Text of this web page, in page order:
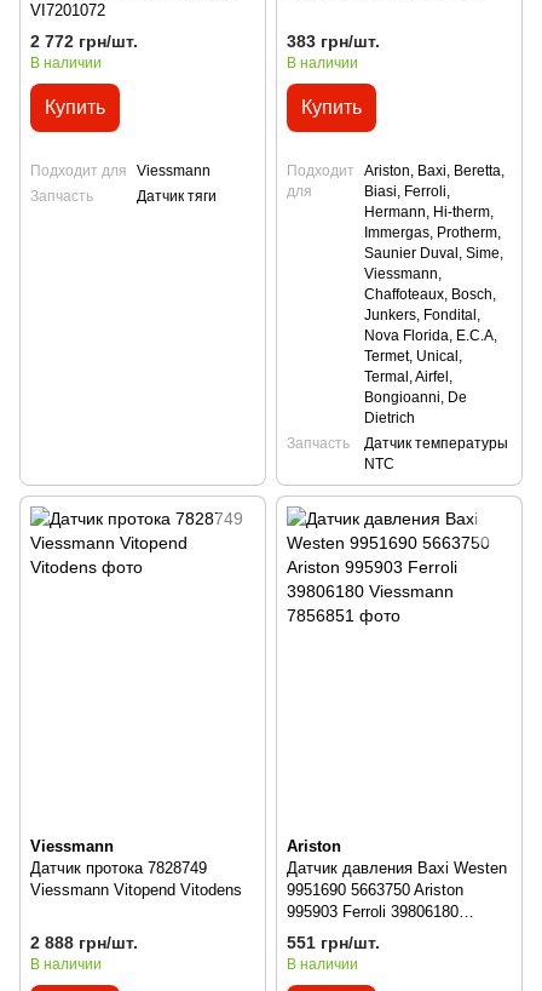
VI7201072
2 772 грн/шт.
В наличии
Купить
Подходит для
Viessmann
Запчасть
Датчик тяги
383 грн/шт.
В наличии
Купить
Подходит
для
Ariston, Baxi, Beretta,
Biasi, Ferroli,
Hermann, Hi-therm,
Immergas, Protherm,
Saunier Duval, Sime,
Viessmann,
Сhaffoteaux, Bosch,
Junkers, Fondital,
Nova Florida, E.C.A,
Termet, Unical,
Termal, Airfel,
Bongioanni, De
Dietrich
Запчасть
Датчик температуры
NTC
Viessmann
Датчик протока 7828749
Viessmann Vitopend Vitodens
2 888 грн/шт.
В наличии
Ariston
Датчик давления Baxi Westen
9951690 5663750 Ariston
995903 Ferroli 39806180
Viessmann 7856851
551 грн/шт.
В наличии